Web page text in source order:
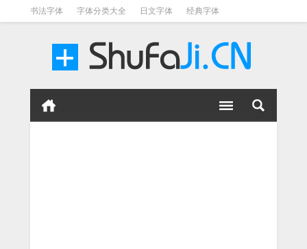
书法字体 字体分类大全 日文字体 经典字体